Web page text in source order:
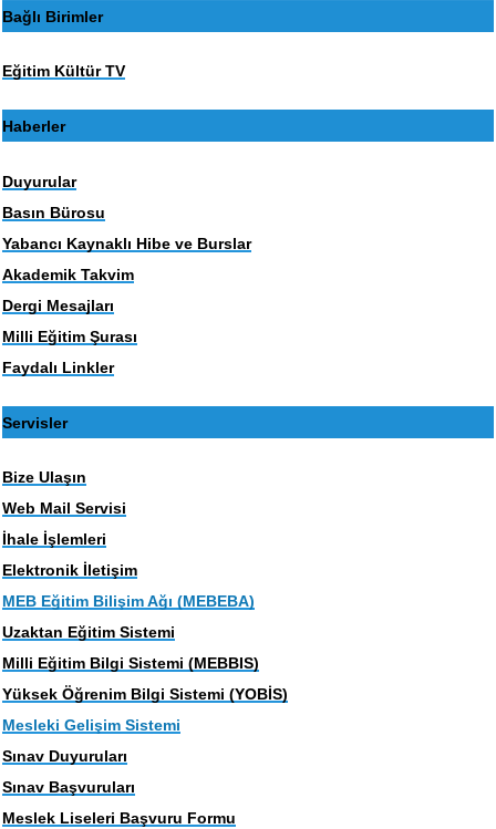
Bağlı Birimler
Eğitim Kültür TV
Haberler
Duyurular
Basın Bürosu
Yabancı Kaynaklı Hibe ve Burslar
Akademik Takvim
Dergi Mesajları
Milli Eğitim Şurası
Faydalı Linkler
Servisler
Bize Ulaşın
Web Mail Servisi
İhale İşlemleri
Elektronik İletişim
MEB Eğitim Bilişim Ağı (MEBEBA)
Uzaktan Eğitim Sistemi
Milli Eğitim Bilgi Sistemi (MEBBIS)
Yüksek Öğrenim Bilgi Sistemi (YOBİS)
Mesleki Gelişim Sistemi
Sınav Duyuruları
Sınav Başvuruları
Meslek Liseleri Başvuru Formu